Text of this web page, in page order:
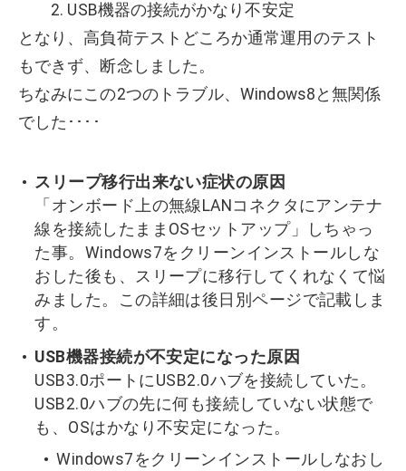
2. USB機器の接続がかなり不安定
となり、高負荷テストどころか通常運用のテスト
もできず、断念しました。
ちなみにこの2つのトラブル、Windows8と無関係
でした････
スリープ移行出来ない症状の原因
「オンボード上の無線LANコネクタにアンテナ
線を接続したままOSセットアップ」しちゃっ
た事。Windows7をクリーンインストールしな
おした後も、スリープに移行してくれなくて悩
みました。この詳細は後日別ページで記載しま
す。
USB機器接続が不安定になった原因
USB3.0ポートにUSB2.0ハブを接続していた。
USB2.0ハブの先に何も接続していない状態で
も、OSはかなり不安定になった。
Windows7をクリーンインストールしなおし